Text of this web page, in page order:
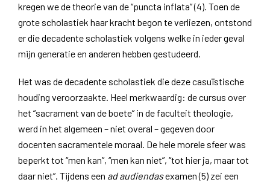
kregen we de theorie van de “puncta inflata” (4). Toen de
grote scholastiek haar kracht begon te verliezen, ontstond
er die decadente scholastiek volgens welke in ieder geval
mijn generatie en anderen hebben gestudeerd.
Het was de decadente scholastiek die deze casuïstische
houding veroorzaakte. Heel merkwaardig: de cursus over
het “sacrament van de boete” in de faculteit theologie,
werd in het algemeen – niet overal – gegeven door
docenten sacramentele moraal. De hele morele sfeer was
beperkt tot “men kan”, “men kan niet”, “tot hier ja, maar tot
daar niet”. Tijdens een ad audiendasexamen (5) zei een